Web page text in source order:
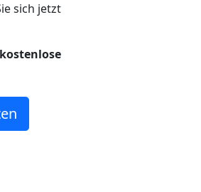
sich jetzt
kostenlose